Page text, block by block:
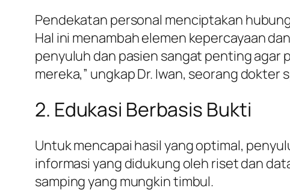
Pendekatan personal menciptakan
Hal ini menambah elemen kepercayaan
penyuluh dan pasien sangat penting agar
mereka,” ungkap Dr. Iwan, seorang dokter
2. Edukasi Berbasis Bukti
Untuk mencapai hasil yang optimal,
informasi yang didukung oleh riset dan
samping yang mungkin timbul.